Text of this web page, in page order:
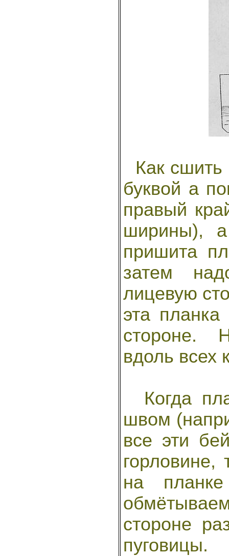
Как сшить
буквой а
правый
ширины),
пришита
затем
лицевую
эта планка
стороне.
вдоль всех
Когда
швом
все эти
горловине,
на
стороне
пуговицы.